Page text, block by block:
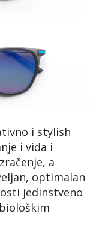
i stylish
i vida i
a
optimalan
jedinstveno